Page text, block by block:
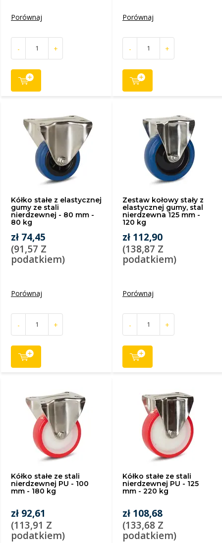
Porównaj
- +
Porównaj
- +
Kółko stałe z elastycznej
gumy ze stali
nierdzewnej - 80 mm -
80 kg
zł 74,45
(91,57 Z
podatkiem)
Porównaj
- +
Zestaw kołowy stały z
elastycznej gumy, stal
nierdzewna 125 mm -
120 kg
zł 112,90
(138,87 Z
podatkiem)
Porównaj
- +
Kółko stałe ze stali
nierdzewnej PU - 100
mm - 180 kg
zł 92,61
(113,91 Z
podatkiem)
Kółko stałe ze stali
nierdzewnej PU - 125
mm - 220 kg
zł 108,68
(133,68 Z
podatkiem)